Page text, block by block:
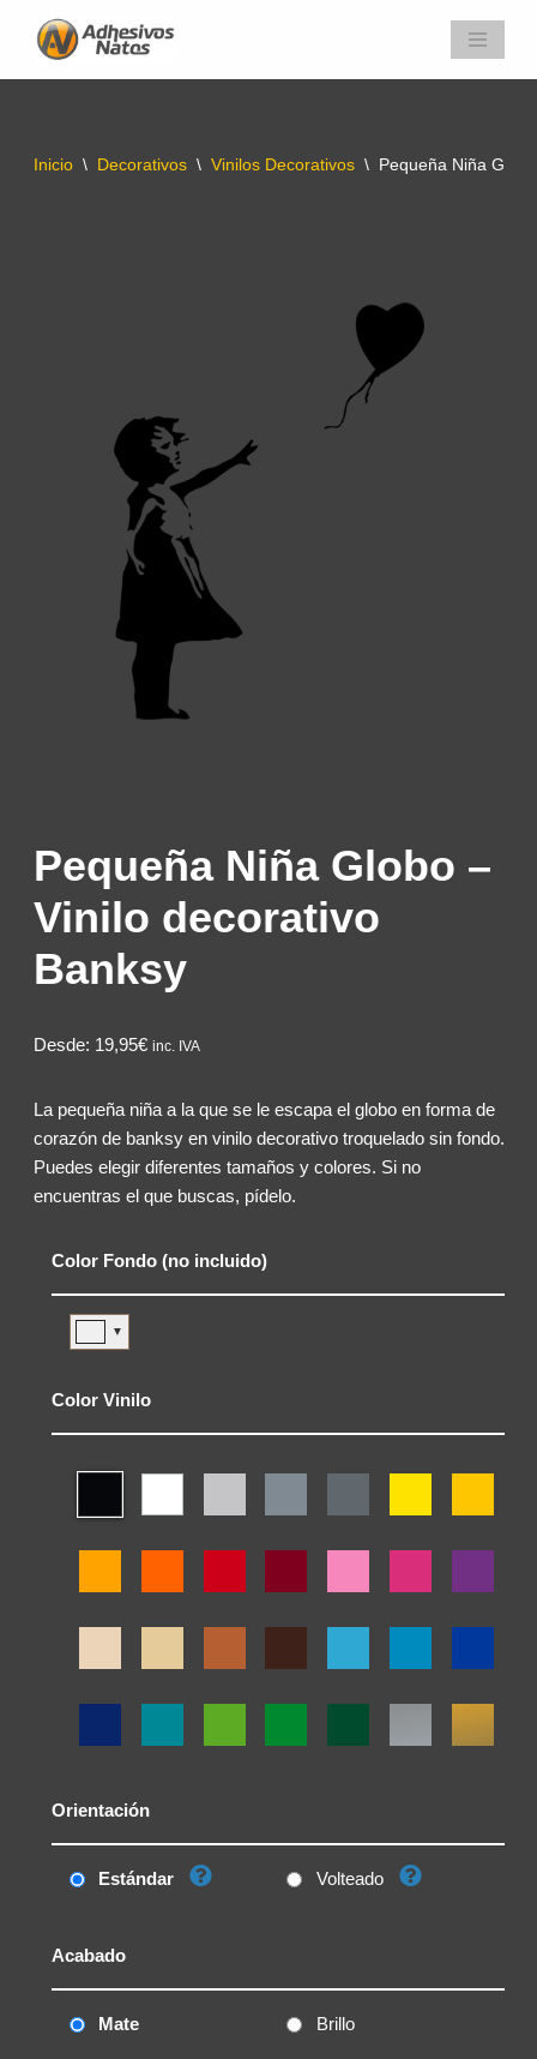
Saltar
Inicio \ Decorativos \ Vinilos Decorativos \ Pequeña Niña
Pequeña Niña Globo –
Vinilo decorativo
Banksy
Desde: 19,95€ inc. IVA
La pequeña niña a la que se le escapa el globo en forma de
corazón de banksy en vinilo decorativo troquelado sin fondo.
Puedes elegir diferentes tamaños y colores. Si no
encuentras el que buscas, pídelo.
Color Fondo (no incluido)
▼
Color Vinilo
Orientación
Estándar Volteado
Acabado
Mate Brillo